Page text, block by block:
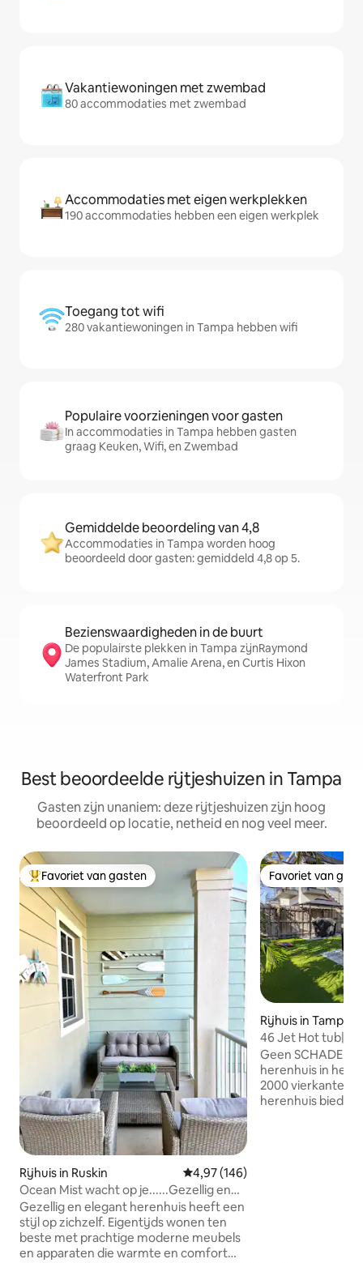
Vakantiewoningen met zwembad
80 accommodaties met zwembad
Accommodaties met eigen werkplekken
190 accommodaties hebben een eigen werkplek
Toegang tot wifi
280 vakantiewoningen in Tampa hebben wifi
Populaire voorzieningen voor gasten
In accommodaties in Tampa hebben gasten
graag Keuken, Wifi, en Zwembad
Gemiddelde beoordeling van 4,8
Accommodaties in Tampa worden hoog
beoordeeld door gasten: gemiddeld 4,8 op 5.
Bezienswaardigheden in de buurt
De populairste plekken in Tampa zijnRaymond
James Stadium, Amalie Arena, en Curtis Hixon
Waterfront Park
Best beoordeelde rijtjeshuizen in Tampa
Gasten zijn unaniem: deze rijtjeshuizen zijn hoog
beoordeeld op locatie, netheid en nog veel meer.
Topfavoriet van gasten
Favoriet van gasten
Rijhuis in Ruskin Gemiddelde beoordeling van
4,97 (146)
Ocean Mist wacht op je......Gezellig en
elegant
Gezellig en elegant herenhuis heeft een
stijl op zichzelf. Eigentijds wonen ten
beste met prachtige moderne meubels
en apparaten die warmte en comfort
Favoriet van
Favoriet van
Rijhuis in Tampa
46 Jet Hot tub|
Modern Cozy
Geen SCHADE
herenhuis in het
2000 vierkante
herenhuis biedt